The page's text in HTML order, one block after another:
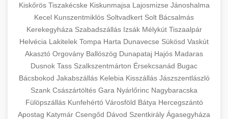
Kiskőrös Tiszakécske Kiskunmajsa Lajosmizse Jánoshalma
Kecel Kunszentmiklós Soltvadkert Solt Bácsalmás
Kerekegyháza Szabadszállás Izsák Mélykút Tiszaalpár
Helvécia Lakitelek Tompa Harta Dunavecse Sükösd Vaskút
Akasztó Orgovány Ballószög Dunapataj Hajós Madaras
Dusnok Tass Szalkszentmárton Érsekcsanád Bugac
Bácsbokod Jakabszállás Kelebia Kisszállás Jászszentlászló
Szank Császártöltés Gara Nyárlőrinc Nagybaracska
Fülöpszállás Kunfehértó Városföld Bátya Hercegszántó
Apostag Katymár Csengőd Dávod Szentkirály Ágasegyháza